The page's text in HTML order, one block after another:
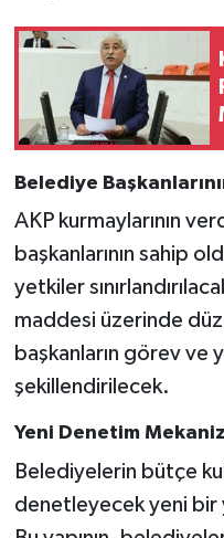
Belediye
AKP kurmaylarının
başkanlarının sahip
yetkiler
maddesi üzerinde
başkanların görev ve
şekillendirilecek.
Yeni Denetim
Belediyelerin bütçe
denetleyecek yeni bir